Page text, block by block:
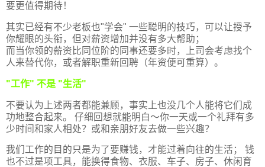
要更值得期待！
其实已经有不少老板也"学会" 一些聪明的技巧，可以让授予
你耀眼的头衔，但对薪资增加并没有多大帮助；
而当你领的薪资比同位阶的同事还要多时，上司会考虑找个
人来替代你，或者解职重新回聘（年资便可重算）。
"工作" 不是 "生活"
不要认为上述两者都能兼顾，事实上也没几个人能将它们成
功地整合起来。 仔细回想就能明白～你一天或一个礼拜有多
少时间和家人相处？或和亲朋好友去做一些兴趣？
我们工作的目的只是为了要赚钱，才能过着向往的生活； 钱
也不过是项工具，能换得食物、衣服、车子、房子、休闲育